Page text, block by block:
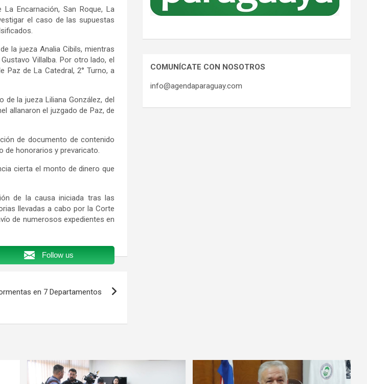
Encarnación, San Roque, La
el caso de las supuestas
la jueza Analia Cibils, mientras
Villalba. Por otro lado, el
Paz de La Catedral, 2° Turno, a
la jueza Liliana González, del
allanaron el juzgado de Paz, de
de documento de contenido
de honorarios y prevaricato.
cierta el monto de dinero que
de la causa iniciada tras las
llevadas a cabo por la Corte
de numerosos expedientes en
Follow us
en 7 Departamentos
COMUNÍCATE CON NOSOTROS
info@agendaparaguay.com